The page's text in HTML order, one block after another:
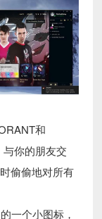
和
你的朋友交
偷偷地对所有
一个小图标，